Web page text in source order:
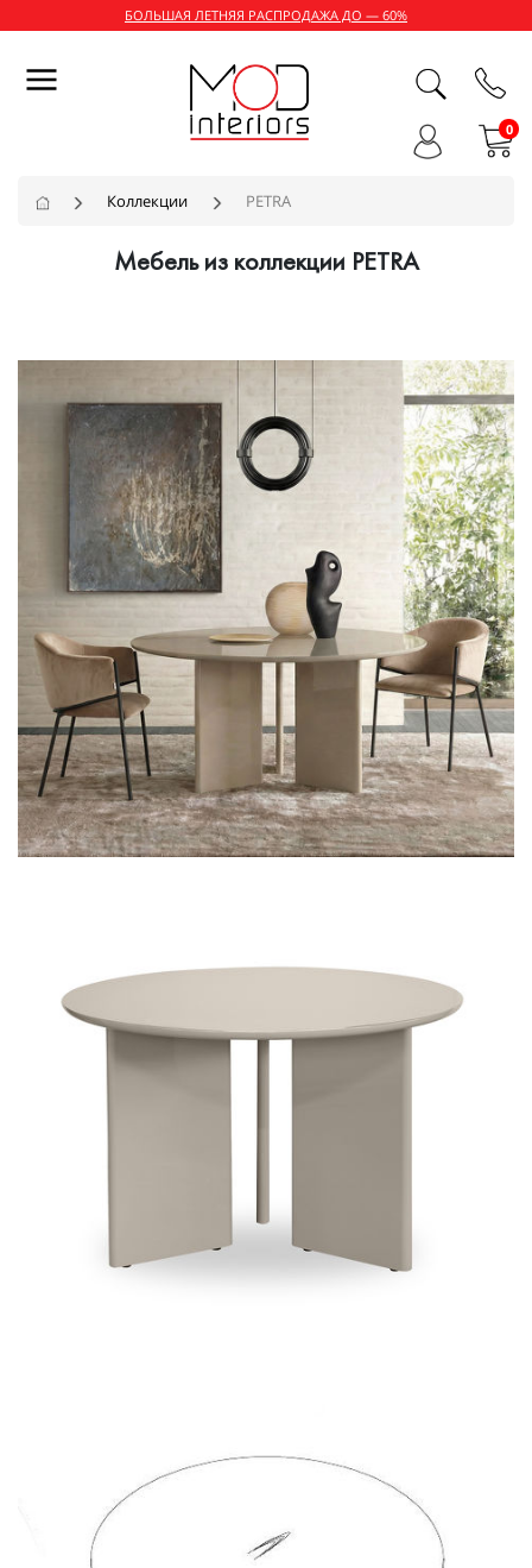
БОЛЬШАЯ ЛЕТНЯЯ РАСПРОДАЖА ДО — 60%
0
Коллекции PETRA
Мебель из коллекции PETRA